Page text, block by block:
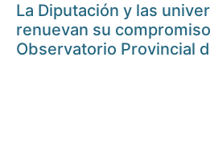
La Diputación y las
renuevan su
Observatorio Provincial